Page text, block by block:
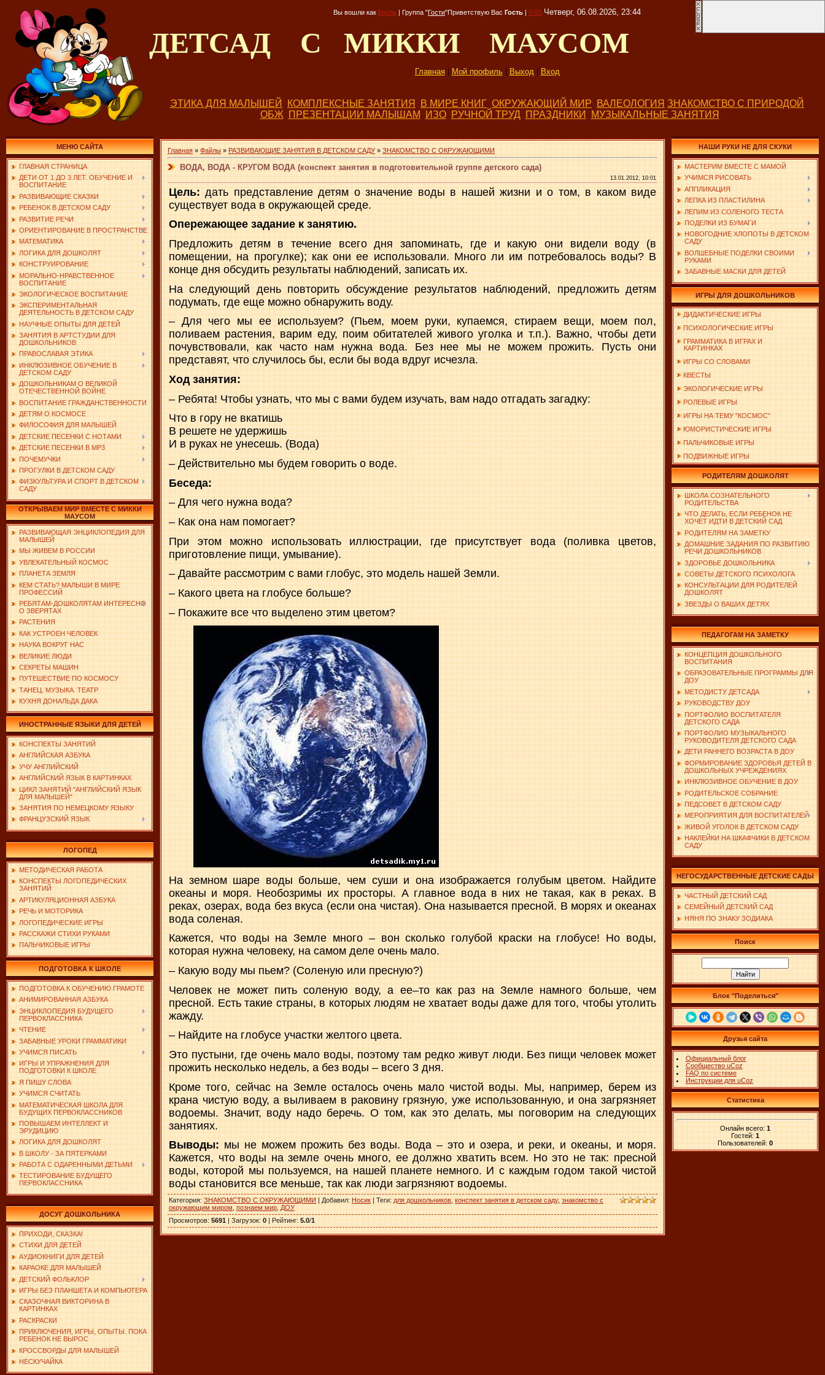
Вы вошли как Гость | Группа "Гости"Приветствую Вас Гость | RSS Четверг, 06.08.2026, 23:44
ДЕТСАД С МИККИ МАУСОМ
Главная| Мой профиль| Выход| Вход
ЭТИКА ДЛЯ МАЛЫШЕЙ КОМПЛЕКСНЫЕ ЗАНЯТИЯ В МИРЕ КНИГ ОКРУЖАЮЩИЙ МИР ВАЛЕОЛОГИЯ ЗНАКОМСТВО С ПРИРОДОЙ
ОБЖ
ПРЕЗЕНТАЦИИ МАЛЫШАМ ИЗО РУЧНОЙ ТРУД ПРАЗДНИКИ МУЗЫКАЛЬНЫЕ ЗАНЯТИЯ
МЕНЮ САЙТА
ГЛАВНАЯ СТРАНИЦА
ДЕТИ ОТ 1 ДО 3 ЛЕТ. ОБУЧЕНИЕ И
ВОСПИТАНИЕ
РАЗВИВАЮЩИЕ СКАЗКИ
РЕБЕНОК В ДЕТСКОМ САДУ
РАЗВИТИЕ РЕЧИ
ОРИЕНТИРОВАНИЕ В ПРОСТРАНСТВЕ
МАТЕМАТИКА
ЛОГИКА ДЛЯ ДОШКОЛЯТ
КОНСТРУИРОВАНИЕ
МОРАЛЬНО-НРАВСТВЕННОЕ
ВОСПИТАНИЕ
ЭКОЛОГИЧЕСКОЕ ВОСПИТАНИЕ
ЭКСПЕРИМЕНТАЛЬНАЯ
ДЕЯТЕЛЬНОСТЬ В ДЕТСКОМ САДУ
НАУЧНЫЕ ОПЫТЫ ДЛЯ ДЕТЕЙ
ЗАНЯТИЯ В АРТСТУДИИ ДЛЯ
ДОШКОЛЬНИКОВ
ПРАВОСЛАВАЯ ЭТИКА
ИНКЛЮЗИВНОЕ ОБУЧЕНИЕ В
ДЕТСКОМ САДУ
ДОШКОЛЬНИКАМ О ВЕЛИКОЙ
ОТЕЧЕСТВЕННОЙ ВОЙНЕ
ВОСПИТАНИЕ ГРАЖДАНСТВЕННОСТИ
ДЕТЯМ О КОСМОСЕ
ФИЛОСОФИЯ ДЛЯ МАЛЫШЕЙ
ДЕТСКИЕ ПЕСЕНКИ С НОТАМИ
ДЕТСКИЕ ПЕСЕНКИ В MP3
ПОЧЕМУЧКИ
ПРОГУЛКИ В ДЕТСКОМ САДУ
ФИЗКУЛЬТУРА И СПОРТ В ДЕТСКОМ
САДУ
ОТКРЫВАЕМ МИР ВМЕСТЕ С МИККИ
МАУСОМ
РАЗВИВАЮЩАЯ ЭНЦИКЛОПЕДИЯ ДЛЯ
МАЛЫШЕЙ
МЫ ЖИВЕМ В РОССИИ
УВЛЕКАТЕЛЬНЫЙ КОСМОС
ПЛАНЕТА ЗЕМЛЯ
КЕМ СТАТЬ? МАЛЫШИ В МИРЕ
ПРОФЕССИЙ
РЕБЯТАМ-ДОШКОЛЯТАМ ИНТЕРЕСНО
О ЗВЕРЯТАХ
РАСТЕНИЯ
КАК УСТРОЕН ЧЕЛОВЕК
НАУКА ВОКРУГ НАС
ВЕЛИКИЕ ЛЮДИ
СЕКРЕТЫ МАШИН
ПУТЕШЕСТВИЕ ПО КОСМОСУ
ТАНЕЦ. МУЗЫКА. ТЕАТР
КУХНЯ ДОНАЛЬДА ДАКА
ИНОСТРАННЫЕ ЯЗЫКИ ДЛЯ ДЕТЕЙ
КОНСПЕКТЫ ЗАНЯТИЙ
АНГЛИЙСКАЯ АЗБУКА
УЧУ АНГЛИЙСКИЙ
АНГЛИЙСКИЙ ЯЗЫК В КАРТИНКАХ
ЦИКЛ ЗАНЯТИЙ "АНГЛИЙСКИЙ ЯЗЫК
ДЛЯ МАЛЫШЕЙ"
ЗАНЯТИЯ ПО НЕМЕЦКОМУ ЯЗЫКУ
ФРАНЦУЗСКИЙ ЯЗЫК
ЛОГОПЕД
МЕТОДИЧЕСКАЯ РАБОТА
КОНСПЕКТЫ ЛОГОПЕДИЧЕСКИХ
ЗАНЯТИЙ
АРТИКУЛЯЦИОННАЯ АЗБУКА
РЕЧЬ И МОТОРИКА
ЛОГОПЕДИЧЕСКИЕ ИГРЫ
РАССКАЖИ СТИХИ РУКАМИ
ПАЛЬЧИКОВЫЕ ИГРЫ
ПОДГОТОВКА К ШКОЛЕ
ПОДГОТОВКА К ОБУЧЕНИЮ ГРАМОТЕ
АНИМИРОВАННАЯ АЗБУКА
ЭНЦИКЛОПЕДИЯ БУДУЩЕГО
ПЕРВОКЛАССНИКА
ЧТЕНИЕ
ЗАБАВНЫЕ УРОКИ ГРАММАТИКИ
УЧИМСЯ ПИСАТЬ
ИГРЫ И УПРАЖНЕНИЯ ДЛЯ
ПОДГОТОВКИ К ШКОЛЕ
Я ПИШУ СЛОВА
УЧИМСЯ СЧИТАТЬ
МАТЕМАТИЧЕСКАЯ ШКОЛА ДЛЯ
БУДУЩИХ ПЕРВОКЛАССНИКОВ
ПОВЫШАЕМ ИНТЕЛЛЕКТ И
ЭРУДИЦИЮ
ЛОГИКА ДЛЯ ДОШКОЛЯТ
В ШКОЛУ - ЗА ПЯТЕРКАМИ
РАБОТА С ОДАРЕННЫМИ ДЕТЬМИ
ТЕСТИРОВАНИЕ БУДУЩЕГО
ПЕРВОКЛАССНИКА
ДОСУГ ДОШКОЛЬНИКА
ПРИХОДИ, СКАЗКА!
СТИХИ ДЛЯ ДЕТЕЙ
АУДИОКНИГИ ДЛЯ ДЕТЕЙ
КАРАОКЕ ДЛЯ МАЛЫШЕЙ
ДЕТСКИЙ ФОЛЬКЛОР
ИГРЫ БЕЗ ПЛАНШЕТА И КОМПЬЮТЕРА
СКАЗОЧНАЯ ВИКТОРИНА В
КАРТИНКАХ
РАСКРАСКИ
ПРИКЛЮЧЕНИЯ, ИГРЫ, ОПЫТЫ. ПОКА
РЕБЕНОК НЕ ВЫРОС
КРОССВОРДЫ ДЛЯ МАЛЫШЕЙ
НЕСКУЧАЙКА
Главная » Файлы » РАЗВИВАЮЩИЕ ЗАНЯТИЯ В ДЕТСКОМ САДУ » ЗНАКОМСТВО С ОКРУЖАЮЩИМИ
ВОДА, ВОДА - КРУГОМ ВОДА (конспект занятия в подготовительной группе детского сада)
13.01.2012, 10:01
Цель: дать представление детям о значение воды в нашей жизни и о том, в каком виде
существует вода в окружающей среде.
Опережающее задание к занятию.
Предложить детям в течение всего дня запоминать, где и какую они видели воду (в
помещении, на прогулке); как они ее использовали. Много ли им потребовалось воды? В
конце дня обсудить результаты наблюдений, записать их.
На следующий день повторить обсуждение результатов наблюдений, предложить детям
подумать, где еще можно обнаружить воду.
– Для чего мы ее используем? (Пьем, моем руки, купаемся, стираем вещи, моем пол,
поливаем растения, варим еду, поим обитателей живого уголка и т.п.). Важно, чтобы дети
почувствовали, как часто нам нужна вода. Без нее мы не можем прожить. Пусть они
представят, что случилось бы, если бы вода вдруг исчезла.
Ход занятия:
– Ребята! Чтобы узнать, что мы с вами будем изучать, вам надо отгадать загадку:
Что в гору не вкатишь
В решете не удержишь
И в руках не унесешь. (Вода)
– Действительно мы будем говорить о воде.
Беседа:
– Для чего нужна вода?
– Как она нам помогает?
При этом можно использовать иллюстрации, где присутствует вода (поливка цветов,
приготовление пищи, умывание).
– Давайте рассмотрим с вами глобус, это модель нашей Земли.
– Какого цвета на глобусе больше?
– Покажите все что выделено этим цветом?
На земном шаре воды больше, чем суши и она изображается голубым цветом. Найдите
океаны и моря. Необозримы их просторы. А главное вода в них не такая, как в реках. В
реках, озерах, вода без вкуса (если она чистая). Она называется пресной. В морях и океанах
вода соленая.
Кажется, что воды на Земле много – вон сколько голубой краски на глобусе! Но воды,
которая нужна человеку, на самом деле очень мало.
– Какую воду мы пьем? (Соленую или пресную?)
Человек не может пить соленую воду, а ее–то как раз на Земле намного больше, чем
пресной. Есть такие страны, в которых людям не хватает воды даже для того, чтобы утолить
жажду.
– Найдите на глобусе участки желтого цвета.
Это пустыни, где очень мало воды, поэтому там редко живут люди. Без пищи человек может
прожить несколько недель, а без воды – всего 3 дня.
Кроме того, сейчас на Земле осталось очень мало чистой воды. Мы, например, берем из
крана чистую воду, а выливаем в раковину грязную, уже использованную, и она загрязняет
водоемы. Значит, воду надо беречь. О том, как это делать, мы поговорим на следующих
занятиях.
Выводы: мы не можем прожить без воды. Вода – это и озера, и реки, и океаны, и моря.
Кажется, что воды на земле очень много, ее должно хватить всем. Но это не так: пресной
воды, которой мы пользуемся, на нашей планете немного. И с каждым годом такой чистой
воды становится все меньше, так как люди загрязняют водоемы.
Категория: ЗНАКОМСТВО С ОКРУЖАЮЩИМИ | Добавил: Носик | Теги: для дошкольников конспект занятия в детском саду, знакомство с
окружающим миром познаем мир ДОУ
Просмотров: 5691 | Загрузок: 0 | Рейтинг: 5.0/1
НАШИ РУКИ НЕ ДЛЯ СКУКИ
МАСТЕРИМ ВМЕСТЕ С МАМОЙ
УЧИМСЯ РИСОВАТЬ
АППЛИКАЦИЯ
ЛЕПКА ИЗ ПЛАСТИЛИНА
ЛЕПИМ ИЗ СОЛЕНОГО ТЕСТА
ПОДЕЛКИ ИЗ БУМАГИ
НОВОГОДНИЕ ХЛОПОТЫ В ДЕТСКОМ
САДУ
ВОЛШЕБНЫЕ ПОДЕЛКИ СВОИМИ
РУКАМИ
ЗАБАВНЫЕ МАСКИ ДЛЯ ДЕТЕЙ
ИГРЫ ДЛЯ ДОШКОЛЬНИКОВ
ДИДАКТИЧЕСКИЕ ИГРЫ
ПСИХОЛОГИЧЕСКИЕ ИГРЫ
ГРАММАТИКА В ИГРАХ И
КАРТИНКАХ
ИГРЫ СО СЛОВАМИ
КВЕСТЫ
ЭКОЛОГИЧЕСКИЕ ИГРЫ
РОЛЕВЫЕ ИГРЫ
ИГРЫ НА ТЕМУ "КОСМОС"
ЮМОРИСТИЧЕСКИЕ ИГРЫ
ПАЛЬЧИКОВЫЕ ИГРЫ
ПОДВИЖНЫЕ ИГРЫ
РОДИТЕЛЯМ ДОШКОЛЯТ
ШКОЛА СОЗНАТЕЛЬНОГО
РОДИТЕЛЬСТВА
ЧТО ДЕЛАТЬ, ЕСЛИ РЕБЕНОК НЕ
ХОЧЕТ ИДТИ В ДЕТСКИЙ САД
РОДИТЕЛЯМ НА ЗАМЕТКУ
ДОМАШНИЕ ЗАДАНИЯ ПО РАЗВИТИЮ
РЕЧИ ДОШКОЛЬНИКОВ
ЗДОРОВЬЕ ДОШКОЛЬНИКА
СОВЕТЫ ДЕТСКОГО ПСИХОЛОГА
КОНСУЛЬТАЦИИ ДЛЯ РОДИТЕЛЕЙ
ДОШКОЛЯТ
ЗВЕЗДЫ О ВАШИХ ДЕТЯХ
ПЕДАГОГАМ НА ЗАМЕТКУ
КОНЦЕПЦИЯ ДОШКОЛЬНОГО
ВОСПИТАНИЯ
ОБРАЗОВАТЕЛЬНЫЕ ПРОГРАММЫ ДЛЯ
ДОУ
МЕТОДИСТУ ДЕТСАДА
РУКОВОДСТВУ ДОУ
ПОРТФОЛИО ВОСПИТАТЕЛЯ
ДЕТСКОГО САДА
ПОРТФОЛИО МУЗЫКАЛЬНОГО
РУКОВОДИТЕЛЯ ДЕТСКОГО САДА
ДЕТИ РАННЕГО ВОЗРАСТА В ДОУ
ФОРМИРОВАНИЕ ЗДОРОВЬЯ ДЕТЕЙ В
ДОШКОЛЬНЫХ УЧРЕЖДЕНИЯХ
ИНКЛЮЗИВНОЕ ОБУЧЕНИЕ В ДОУ
РОДИТЕЛЬСКОЕ СОБРАНИЕ
ПЕДСОВЕТ В ДЕТСКОМ САДУ
МЕРОПРИЯТИЯ ДЛЯ ВОСПИТАТЕЛЕЙ
ЖИВОЙ УГОЛОК В ДЕТСКОМ САДУ
НАКЛЕЙКИ НА ШКАФЧИКИ В ДЕТСКОМ
САДУ
НЕГОСУДАРСТВЕННЫЕ ДЕТСКИЕ САДЫ
ЧАСТНЫЙ ДЕТСКИЙ САД
СЕМЕЙНЫЙ ДЕТСКИЙ САД
НЯНЯ ПО ЗНАКУ ЗОДИАКА
Поиск
Блок "Поделиться"
Друзья сайта
Официальный блог
Сообщество uCoz
FAQ по системе
Инструкции для uCoz
Статистика
Онлайн всего: 1
Гостей: 1
Пользователей: 0